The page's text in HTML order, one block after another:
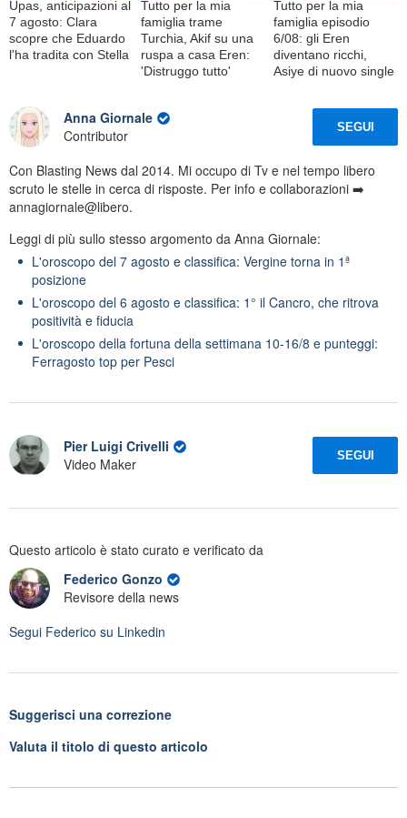
Upas, anticipazioni al
7 agosto: Clara
scopre che Eduardo
l'ha tradita con Stella
Tutto per la mia
famiglia trame
Turchia, Akif su una
ruspa a casa Eren:
'Distruggo tutto'
Tutto per la mia
famiglia episodio
6/08: gli Eren
diventano ricchi,
Asiye di nuovo single
Anna Giornale
Contributor
SEGUI
Con Blasting News dal 2014. Mi occupo di Tv e nel tempo libero
scruto le stelle in cerca di risposte. Per info e collaborazioni ➡️
annagiornale@libero.
Leggi di più sullo stesso argomento da Anna Giornale:
L'oroscopo del 7 agosto e classifica: Vergine torna in 1ª
posizione
L'oroscopo del 6 agosto e classifica: 1° il Cancro, che ritrova
positività e fiducia
L'oroscopo della fortuna della settimana 10-16/8 e punteggi:
Ferragosto top per Pesci
Pier Luigi Crivelli
Video Maker
SEGUI
Questo articolo è stato curato e verificato da
Federico Gonzo
Revisore della news
Segui Federico su Linkedin
Suggerisci una correzione
Valuta il titolo di questo articolo